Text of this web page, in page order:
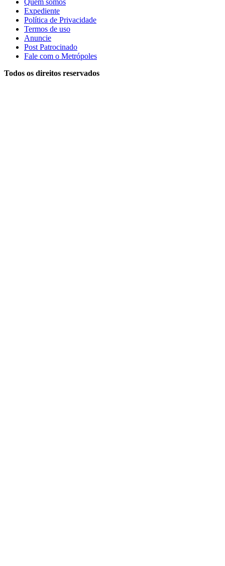
Quem somos
Expediente
Política de Privacidade
Termos de uso
Anuncie
Post Patrocinado
Fale com o Metrópoles
Todos os direitos reservados